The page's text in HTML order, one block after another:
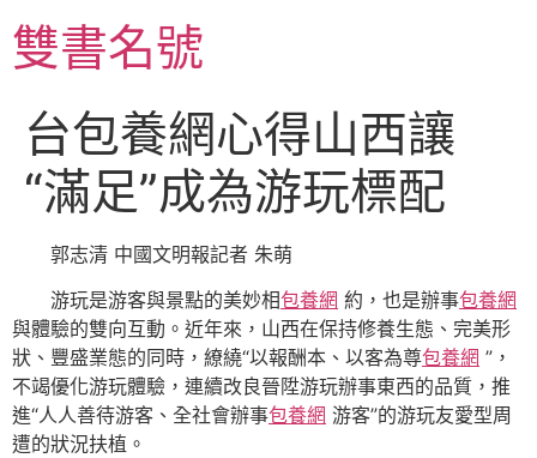
至
主雙書名號
台包養網心得山西讓
“滿足”成為游玩標配
郭志清 中國文明報記者 朱萌
游玩是游客與景點的美妙相包養網 約，也是辦事包養網
與體驗的雙向互動。近年來，山西在保持修養生態、完美形
狀、豐盛業態的同時，繚繞“以報酬本、以客為尊包養網 ”，
不竭優化游玩體驗，連續改良晉陞游玩辦事東西的品質，推
進“人人善待游客、全社會辦事包養網 游客”的游玩友愛型周
遭的狀況扶植。